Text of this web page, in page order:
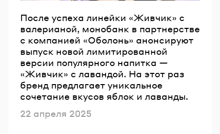
После успеха линейки «Живчик» с
валерианой, монобанк в партнерстве
с компанией «Оболонь» анонсируют
выпуск новой лимитированной
версии популярного напитка —
«Живчик» с лавандой. На этот раз
бренд предлагает уникальное
сочетание вкусов яблок и лаванды.
Опубликовано
22 апреля 2025
Забыли пароль?
ВОЙТИ